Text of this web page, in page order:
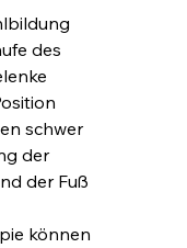
des
schwer
der
der Fuß
können